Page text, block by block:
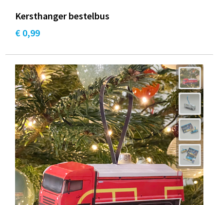
Kersthanger bestelbus
€ 0,99